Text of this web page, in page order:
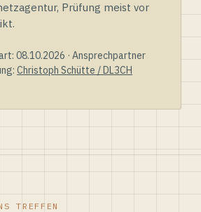
Prüfung meist vor
08.10.2026 · Ansprechpartner
Christoph Schütte / DL3CH
TREFFEN